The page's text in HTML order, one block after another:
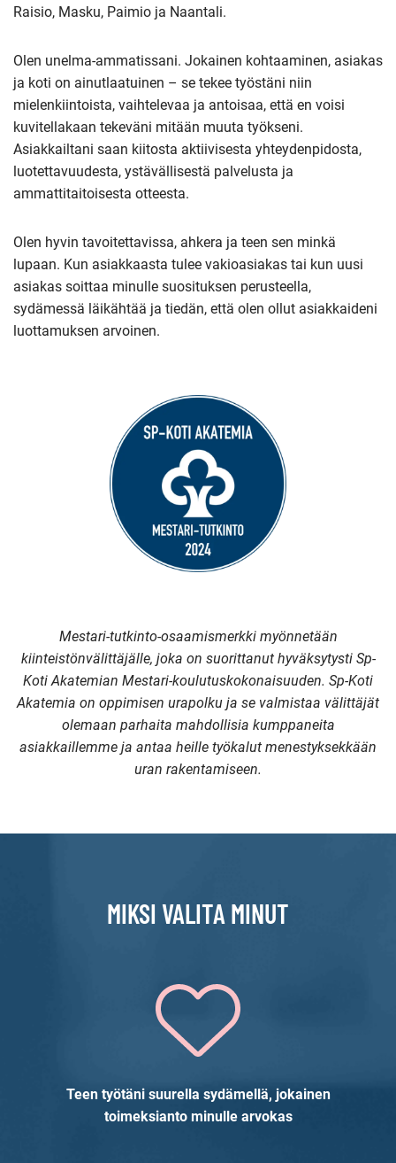
Raisio, Masku, Paimio ja Naantali.
Olen unelma-ammatissani. Jokainen kohtaaminen, asiakas
ja koti on ainutlaatuinen – se tekee työstäni niin
mielenkiintoista, vaihtelevaa ja antoisaa, että en voisi
kuvitellakaan tekeväni mitään muuta työkseni.
Asiakkailtani saan kiitosta aktiivisesta yhteydenpidosta,
luotettavuudesta, ystävällisestä palvelusta ja
ammattitaitoisesta otteesta.
Olen hyvin tavoitettavissa, ahkera ja teen sen minkä
lupaan. Kun asiakkaasta tulee vakioasiakas tai kun uusi
asiakas soittaa minulle suosituksen perusteella,
sydämessä läikähtää ja tiedän, että olen ollut asiakkaideni
luottamuksen arvoinen.
Mestari-tutkinto-osaamismerkki myönnetään
kiinteistönvälittäjälle, joka on suorittanut hyväksytysti Sp-
Koti Akatemian Mestari-koulutuskokonaisuuden. Sp-Koti
Akatemia on oppimisen urapolku ja se valmistaa välittäjät
olemaan parhaita mahdollisia kumppaneita
asiakkaillemme ja antaa heille työkalut menestyksekkään
uran rakentamiseen.
MIKSI VALITA MINUT
Teen työtäni suurella sydämellä, jokainen
toimeksianto minulle arvokas